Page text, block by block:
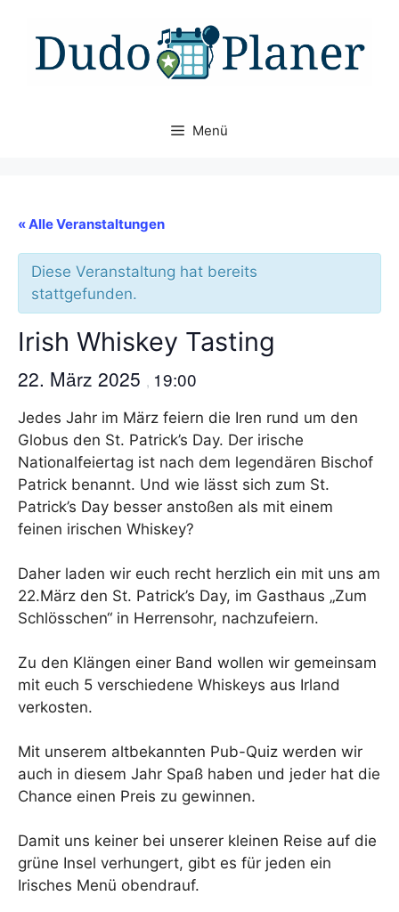
Inhalt
springen
Menü
« Alle Veranstaltungen
Diese Veranstaltung hat bereits
stattgefunden.
Irish Whiskey Tasting
22. März 2025 , 19:00
Jedes Jahr im März feiern die Iren rund um den
Globus den St. Patrick’s Day. Der irische
Nationalfeiertag ist nach dem legendären Bischof
Patrick benannt. Und wie lässt sich zum St.
Patrick’s Day besser anstoßen als mit einem
feinen irischen Whiskey?
Daher laden wir euch recht herzlich ein mit uns am
22.März den St. Patrick’s Day, im Gasthaus „Zum
Schlösschen“ in Herrensohr, nachzufeiern.
Zu den Klängen einer Band wollen wir gemeinsam
mit euch 5 verschiedene Whiskeys aus Irland
verkosten.
Mit unserem altbekannten Pub-Quiz werden wir
auch in diesem Jahr Spaß haben und jeder hat die
Chance einen Preis zu gewinnen.
Damit uns keiner bei unserer kleinen Reise auf die
grüne Insel verhungert, gibt es für jeden ein
Irisches Menü obendrauf.